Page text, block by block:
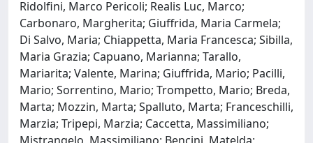
Ridolfini, Marco Pericoli; Realis Luc, Marco;
Carbonaro, Margherita; Giuffrida, Maria Carmela;
Di Salvo, Maria; Chiappetta, Maria Francesca; Sibilla,
Maria Grazia; Capuano, Marianna; Tarallo,
Mariarita; Valente, Marina; Giuffrida, Mario; Pacilli,
Mario; Sorrentino, Mario; Trompetto, Mario; Breda,
Marta; Mozzin, Marta; Spalluto, Marta; Franceschilli,
Marzia; Tripepi, Marzia; Caccetta, Massimiliano;